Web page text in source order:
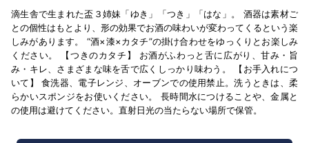
滴生舎で生まれた盃３姉妹「ゆき」「つき」「はな」。 酒器は素材ご
との個性はもとより、形の効果でお酒の味わいが変わってくるという楽
しみがあります。 “酒×漆×カタチ”の掛け合わせをゆっくりとお楽しみ
ください。 【つきのカタチ】 お酒がふわっと舌に広がり、甘み・旨
み・キレ、さまざまな味を舌で広くしっかり味わう。 【お手入れにつ
いて】 食洗器、電子レンジ、オーブンでの使用禁止。洗うときは、柔
らかいスポンジをお使いください。 長時間水につけることや、金属と
の使用は避けてください。直射日光の当たらない場所で保管。